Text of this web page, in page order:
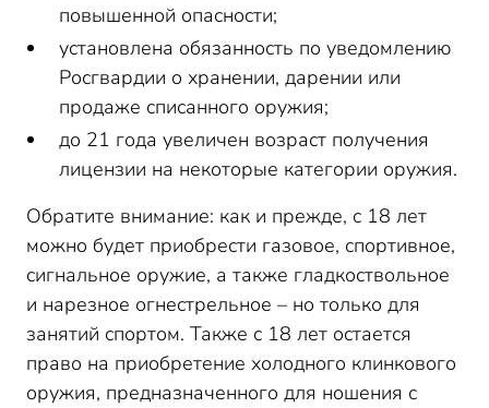
повышенной опасности;
установлена обязанность по уведомлению
Росгвардии о хранении, дарении или
продаже списанного оружия;
до 21 года увеличен возраст получения
лицензии на некоторые категории оружия.
Обратите внимание: как и прежде, с 18 лет
можно будет приобрести газовое, спортивное,
сигнальное оружие, а также гладкоствольное
и нарезное огнестрельное – но только для
занятий спортом. Также с 18 лет остается
право на приобретение холодного клинкового
оружия, предназначенного для ношения с